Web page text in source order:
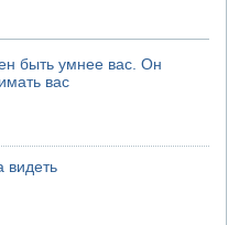
быть умнее вас. Он
вас
видеть